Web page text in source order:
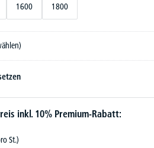
1600 1800
inkl. 10% Premium-Rabatt:
St.)